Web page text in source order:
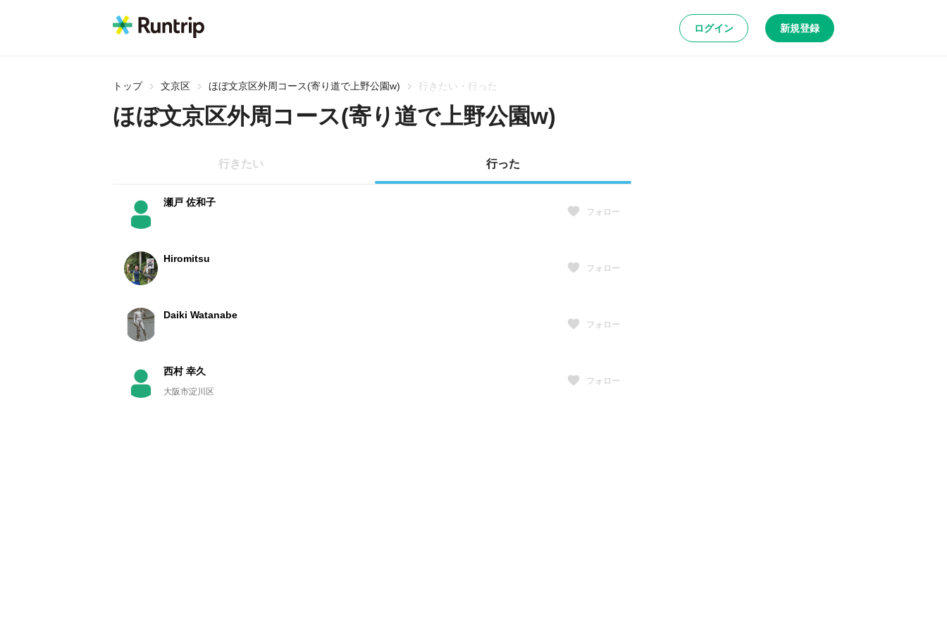
ログイン 新規登録
トップ 文京区 ほぼ文京区外周コース(寄り道で上野公園w) 行きたい・行った
ほぼ文京区外周コース(寄り道で上野公園w)
行きたい 行った
瀬戸 佐和子
フォロー
Hiromitsu
フォロー
Daiki Watanabe
フォロー
西村 幸久
大阪市淀川区
フォロー